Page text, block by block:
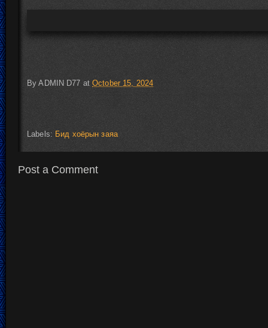
ByADMIN D77 atOctober 15, 2024
Labels: Бид хоёрын заяа
Post a Comment